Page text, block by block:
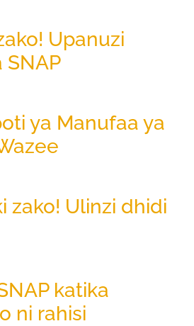
Upanuzi
SNAP
ya Manufaa ya
zako! Ulinzi dhidi
katika
ni rahisi